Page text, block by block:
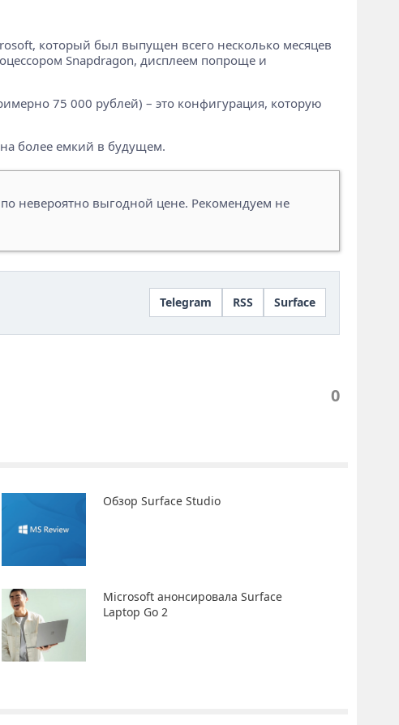
который был выпущен всего несколько месяцев
Snapdragon, дисплеем попроще и
75 000 рублей) – это конфигурация, которую
на более емкий в будущем.
невероятно выгодной цене. Рекомендуем не
Telegram RSS Surface
0
Обзор Surface Studio
Microsoft анонсировала Surface
Laptop Go 2